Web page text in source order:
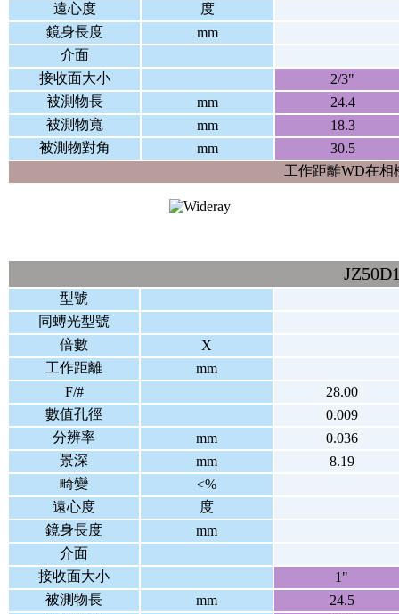
遠心度
度
鏡身長度
mm
介面
接收面大小
2/3"
被測物長
mm
24.4
被測物寬
mm
18.3
被測物對角
mm
30.5
工作距離WD在相
型號
同䗚光型號
倍數
X
工作距離
mm
F/#
28.00
數值孔徑
0.009
分辨率
mm
0.036
景深
mm
8.19
畸變
<%
遠心度
度
鏡身長度
mm
介面
接收面大小
1"
被測物長
mm
24.5